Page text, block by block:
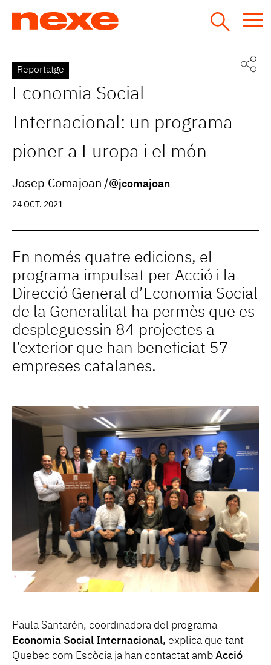
Back
to
top
Reportatge
Economia Social
Internacional: un programa
pioner a Europa i el món
Josep Comajoan @jcomajoan
24 OCT. 2021
En només quatre edicions, el
programa impulsat per Acció i la
Direcció General d’Economia Social
de la Generalitat ha permès que es
despleguessin 84 projectes a
l’exterior que han beneficiat 57
empreses catalanes.
Paula Santarén, coordinadora del programa
Economia Social Internacional, explica que tant
Quebec com Escòcia ja han contactat amb Acció